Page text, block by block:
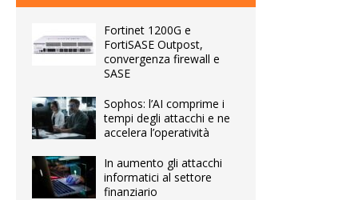
Fortinet 1200G e
FortiSASE Outpost,
convergenza firewall e
SASE
Sophos: l’AI comprime i
tempi degli attacchi e ne
accelera l’operatività
In aumento gli attacchi
informatici al settore
finanziario